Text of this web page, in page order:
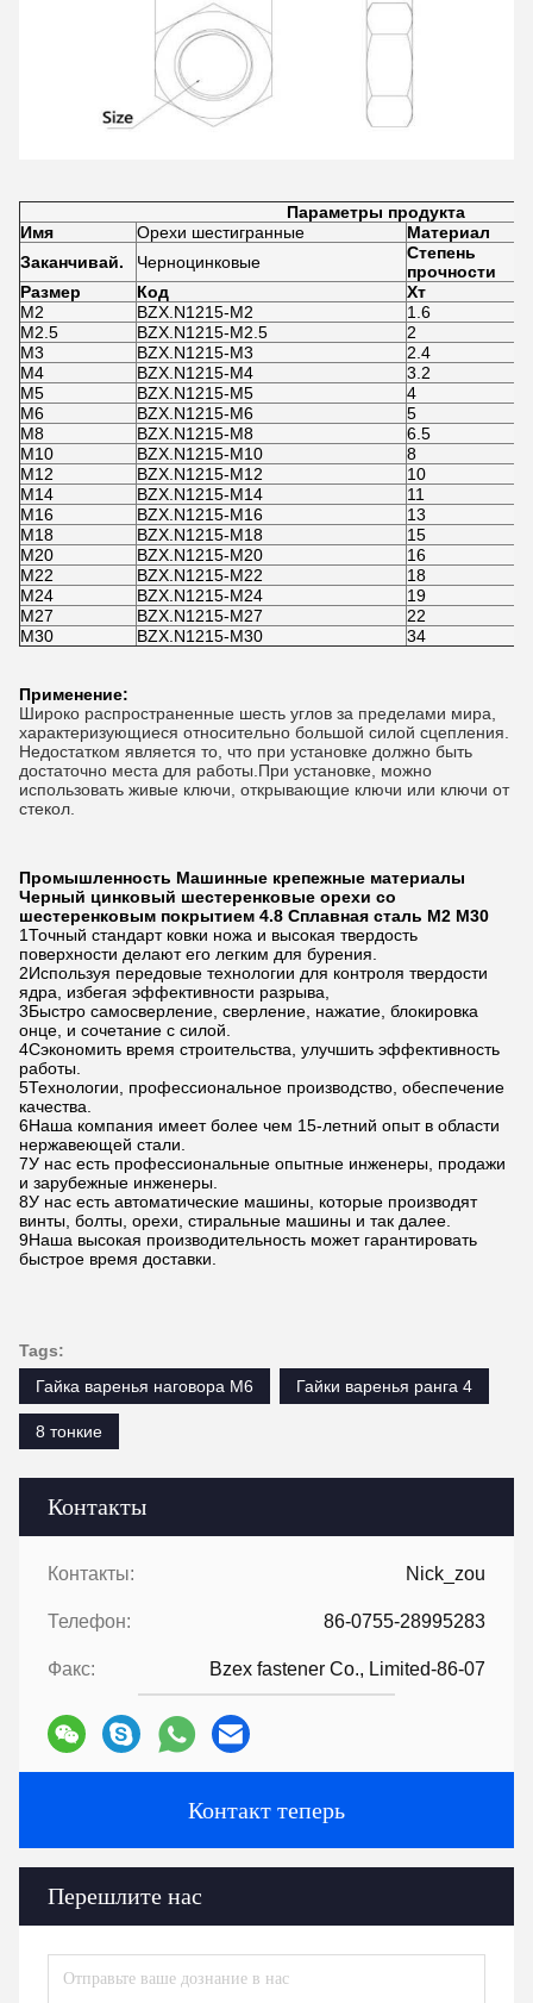
Контакты
Контакты: Nick_zou
Телефон: 86-0755-28995283
Факс: Bzex fastener Co., Limited-86-07
Контакт теперь
Перешлите нас
Параметры продукта
Имя
Орехи шестигранные Материал
Заканчивай.
Черноцинковые
Степень
прочности
Размер
Код Хт
M2
BZX.N1215-M2 1.6
М2.5
BZX.N1215-M2.5 2
M3
BZX.N1215-M3 2.4
М4
BZX.N1215-M4 3.2
М5
BZX.N1215-M5 4
M6
BZX.N1215-M6 5
М8
BZX.N1215-M8 6.5
M10
BZX.N1215-M10 8
M12
BZX.N1215-M12 10
М14
BZX.N1215-M14 11
М16
BZX.N1215-M16 13
М18
BZX.N1215-M18 15
M20
BZX.N1215-M20 16
М22
BZX.N1215-M22 18
M24
BZX.N1215-M24 19
M27
BZX.N1215-M27 22
M30
BZX.N1215-M30 34
Применение:
Широко распространенные шесть углов за пределами мира,
характеризующиеся относительно большой силой сцепления.
Недостатком является то, что при установке должно быть
достаточно места для работы.При установке, можно
использовать живые ключи, открывающие ключи или ключи от
стекол.
Промышленность Машинные крепежные материалы
Черный цинковый шестеренковые орехи со
шестеренковым покрытием 4.8 Сплавная сталь M2 M30
1Точный стандарт ковки ножа и высокая твердость
поверхности делают его легким для бурения.
2Используя передовые технологии для контроля твердости
ядра, избегая эффективности разрыва,
3Быстро самосверление, сверление, нажатие, блокировка
онце, и сочетание с силой.
4Сэкономить время строительства, улучшить эффективность
работы.
5Технологии, профессиональное производство, обеспечение
качества.
6Наша компания имеет более чем 15-летний опыт в области
нержавеющей стали.
7У нас есть профессиональные опытные инженеры, продажи
и зарубежные инженеры.
8У нас есть автоматические машины, которые производят
винты, болты, орехи, стиральные машины и так далее.
9Наша высокая производительность может гарантировать
быстрое время доставки.
Tags:
Гайка варенья наговора M6
Гайки варенья ранга 4
8 тонкие